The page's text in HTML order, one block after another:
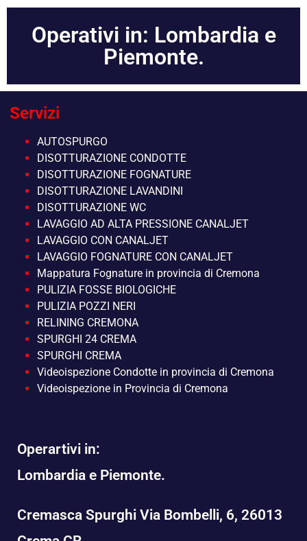
Operativi in: Lombardia e
Piemonte.
Servizi
AUTOSPURGO
DISOTTURAZIONE CONDOTTE
DISOTTURAZIONE FOGNATURE
DISOTTURAZIONE LAVANDINI
DISOTTURAZIONE WC
LAVAGGIO AD ALTA PRESSIONE CANALJET
LAVAGGIO CON CANALJET
LAVAGGIO FOGNATURE CON CANALJET
Mappatura Fognature in provincia di Cremona
PULIZIA FOSSE BIOLOGICHE
PULIZIA POZZI NERI
RELINING CREMONA
SPURGHI 24 CREMA
SPURGHI CREMA
Videoispezione Condotte in provincia di Cremona
Videoispezione in Provincia di Cremona
Operartivi in:
Lombardia e Piemonte.
Cremasca Spurghi Via Bombelli, 6, 26013